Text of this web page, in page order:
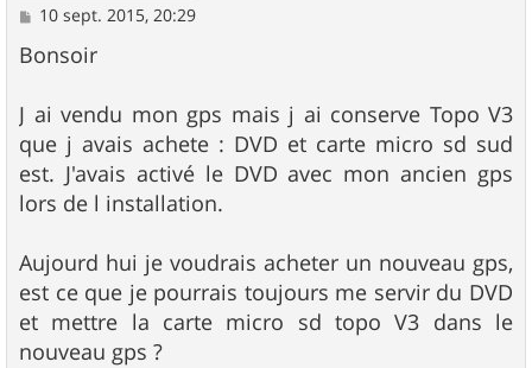
M
s
s
g
e
10 sept. 2015, 20:29
Bonsoir
J ai vendu mon gps mais j ai conserve Topo V3
que j avais achete : DVD et carte micro sd sud
est. J'avais activé le DVD avec mon ancien gps
lors de l installation.
Aujourd hui je voudrais acheter un nouveau gps,
est ce que je pourrais toujours me servir du DVD
et mettre la carte micro sd topo V3 dans le
nouveau gps ?